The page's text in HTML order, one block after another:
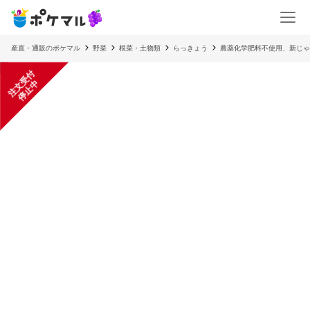
産直・通販のポケマル 野菜 根菜・土物類 らっきょう 農薬化学肥料不使用、新じ
注
文
受
付
停
止
中